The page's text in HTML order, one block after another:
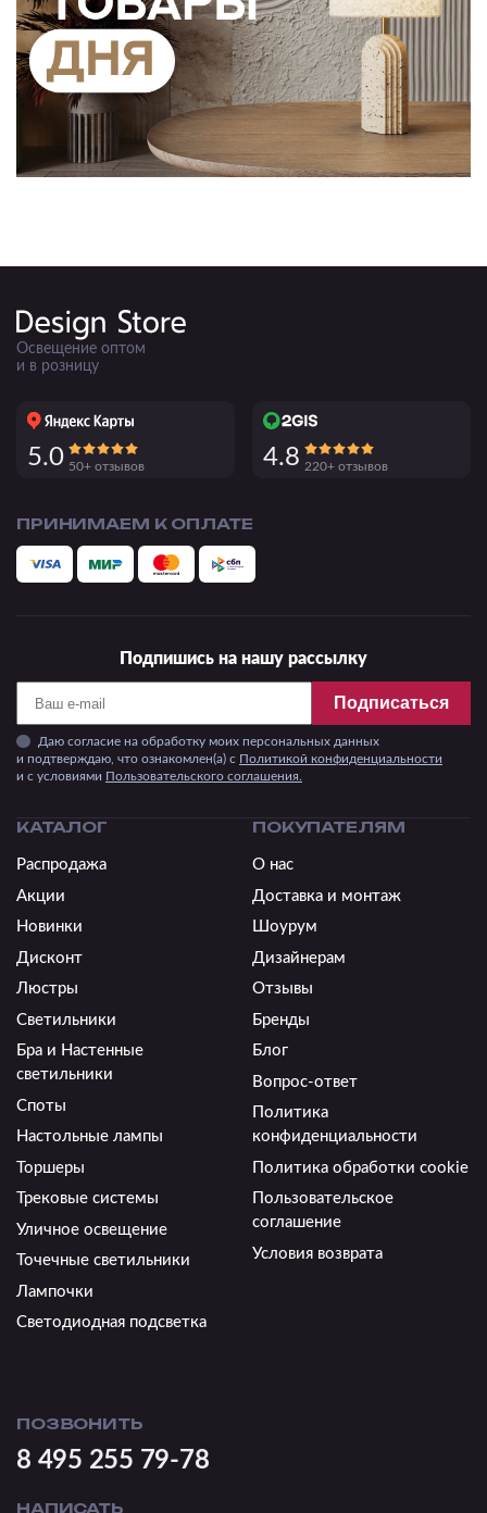
Подпишись на нашу рассылку
Подписаться
Даю согласие на обработку моих персональных данных
и подтверждаю, что ознакомлен(а) с Политикой конфиденциальности
и c условиями Пользовательского соглашения.
Освещение оптом
и в розницу
5.0 50+ отзывов 4.8 220+ отзывов
ПРИНИМАЕМ К ОПЛАТЕ
КАТАЛОГ
Распродажа
Акции
Новинки
Дисконт
Люстры
Светильники
Бра и Настенные
светильники
Споты
Настольные лампы
Торшеры
Трековые системы
Уличное освещение
Точечные светильники
Лампочки
Светодиодная подсветка
ПОКУПАТЕЛЯМ
О нас
Доставка и монтаж
Шоурум
Дизайнерам
Отзывы
Бренды
Блог
Вопрос-ответ
Политика
конфиденциальности
Политика обработки cookie
Пользовательское
соглашение
Условия возврата
ПОЗВОНИТЬ
8 495 255 79-78
НАПИСАТЬ